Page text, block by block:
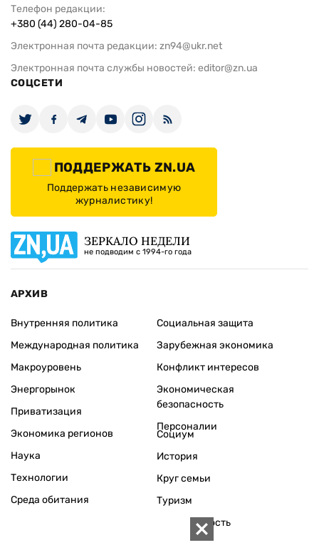
Телефон редакции:
+380 (44) 280-04-85
Электронная почта редакции: zn94@ukr.net
Электронная почта службы новостей: editor@zn.ua
СОЦСЕТИ
ПОДДЕРЖАТЬ ZN.UA
Поддержать независимую
журналистику!
ЗЕРКАЛО НЕДЕЛИ
не подводим с 1994-го года
АРХИВ
Внутренняя политика
Международная политика
Макроуровень
Энергорынок
Приватизация
Экономика регионов
Социальная защита
Зарубежная экономика
Конфликт интересов
Экономическая
безопасность
Персоналии
Наука
Технологии
Среда обитания
Социум
История
Круг семьи
Туризм
Собственность